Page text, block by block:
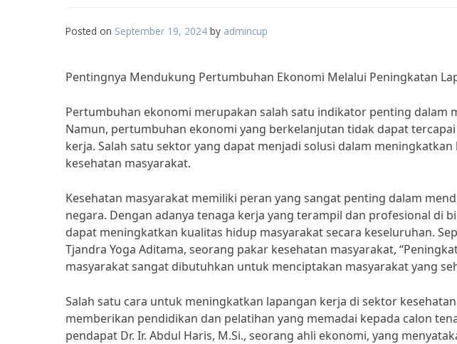
Posted on September 19, 2024 by admincup
Pentingnya Mendukung Pertumbuhan Ekonomi Melalui Peningkatan
Pertumbuhan ekonomi merupakan salah satu indikator penting dalam
Namun, pertumbuhan ekonomi yang berkelanjutan tidak dapat
kerja. Salah satu sektor yang dapat menjadi solusi dalam
kesehatan masyarakat.
Kesehatan masyarakat memiliki peran yang sangat penting dalam
negara. Dengan adanya tenaga kerja yang terampil dan profesional di
dapat meningkatkan kualitas hidup masyarakat secara keseluruhan.
Tjandra Yoga Aditama, seorang pakar kesehatan masyarakat,
masyarakat sangat dibutuhkan untuk menciptakan masyarakat yang
Salah satu cara untuk meningkatkan lapangan kerja di sektor
memberikan pendidikan dan pelatihan yang memadai kepada calon
pendapat Dr. Ir. Abdul Haris, M.Si., seorang ahli ekonomi, yang